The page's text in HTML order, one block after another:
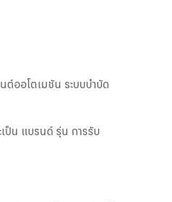
ต์ออโตเมชัน ระบบบำบัด
ป็น แบรนด์ รุ่น การรับ